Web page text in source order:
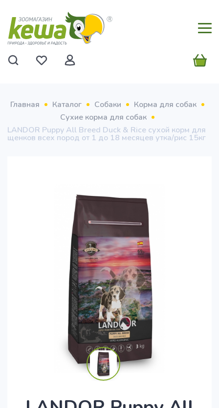
Главная Каталог Собаки
Корма для собак
Сухие корма для собак
LANDOR Puppy All Breed Duck & Rice сухой корм для
щенков всех пород от 1 до 18 месяцев утка/рис 15кг